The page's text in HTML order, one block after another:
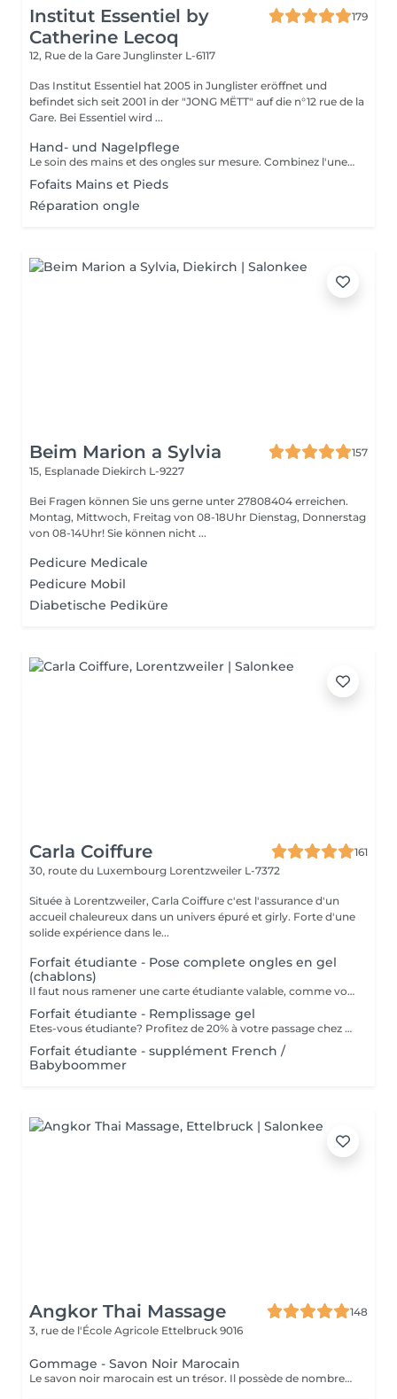
Institut Essentiel by
Catherine Lecoq
179
12, Rue de la Gare Junglinster L-6117
Das Institut Essentiel hat 2005 in Junglister eröffnet und
befindet sich seit 2001 in der "JONG MËTT" auf die n°12 rue de la
Gare. Bei Essentiel wird ...
Hand- und Nagelpflege
Le soin des mains et des ongles sur mesure. Combinez l'une des prestations avec votre soin visage.
Fofaits Mains et Pieds
Réparation ongle
Beim Marion a Sylvia
157
15, Esplanade Diekirch L-9227
Bei Fragen können Sie uns gerne unter 27808404 erreichen.
Montag, Mittwoch, Freitag von 08-18Uhr Dienstag, Donnerstag
von 08-14Uhr! Sie können nicht ...
Pedicure Medicale
Pedicure Mobil
Diabetische Pediküre
Carla Coiffure
161
30, route du Luxembourg Lorentzweiler L-7372
Située à Lorentzweiler, Carla Coiffure c'est l'assurance d'un
accueil chaleureux dans un univers épuré et girly. Forte d'une
solide expérience dans le...
Forfait étudiante - Pose complete ongles en gel
(chablons)
Il faut nous ramener une carte étudiante valable, comme vous êtes étudiante.
Forfait étudiante - Remplissage gel
Etes-vous étudiante? Profitez de 20% à votre passage chez nous pour votre remplissage. ATTENTION: il nous faut une carte étudiante valable que vous etes bien étudiante.
Forfait étudiante - supplément French /
Babyboommer
Angkor Thai Massage
148
3, rue de l'École Agricole Ettelbruck 9016
Gommage - Savon Noir Marocain
Le savon noir marocain est un trésor. Il possède de nombreuses propriétés hydratantes, exfoliantes et apaisantes qui sont très bénéfiques pour la peau humaine. Grâce à son action calmante, c'est la solution parfaite pour régénérer les cellules et obtenir une peau plus belle, ferme et lisse.